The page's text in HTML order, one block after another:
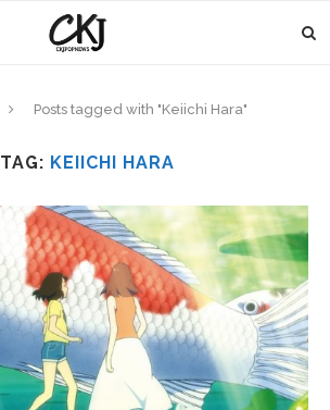
Posts tagged with "Keiichi Hara"
TAG: KEIICHI HARA